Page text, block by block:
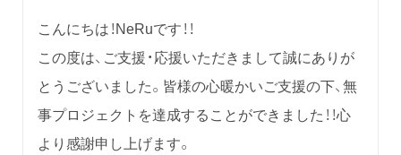
こんにちは！NeRuです！！
この度は、ご支援・応援いただきまして誠にありが
とうございました。皆様の心暖かいご支援の下、無
事プロジェクトを達成することができました！！心
より感謝申し上げます。